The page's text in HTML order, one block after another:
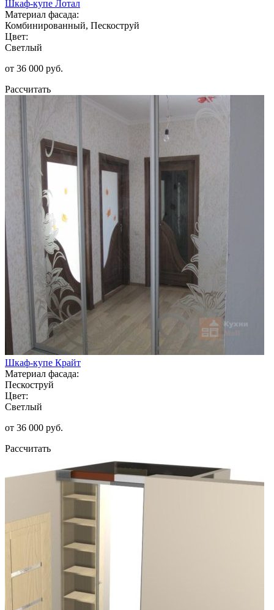
Шкаф-купе Лотал
Материал фасада:
Комбинированный, Пескоструй
Цвет:
Светлый
от 36 000 руб.
Рассчитать
Шкаф-купе Крайт
Материал фасада:
Пескоструй
Цвет:
Светлый
от 36 000 руб.
Рассчитать